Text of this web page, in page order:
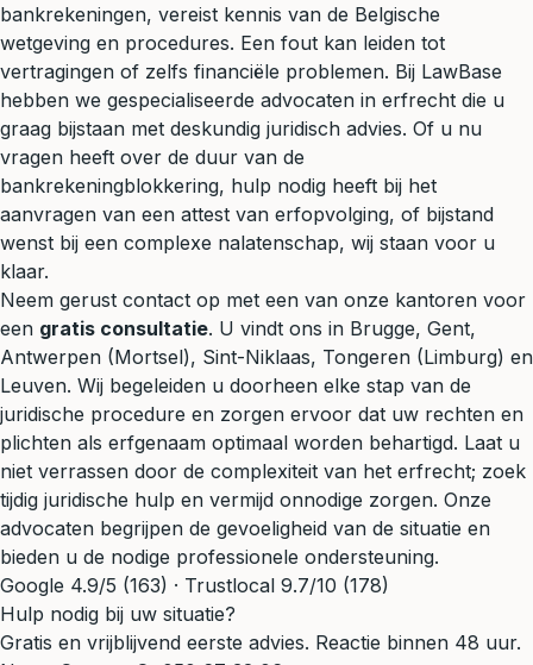
bankrekeningen, vereist kennis van de Belgische
wetgeving en procedures. Een fout kan leiden tot
vertragingen of zelfs financiële problemen. Bij LawBase
hebben we gespecialiseerde advocaten in erfrecht die u
graag bijstaan met deskundig juridisch advies. Of u nu
vragen heeft over de duur van de
bankrekeningblokkering, hulp nodig heeft bij het
aanvragen van een attest van erfopvolging, of bijstand
wenst bij een complexe nalatenschap, wij staan voor u
klaar.
Neem gerust contact op met een van onze kantoren voor
een gratis consultatie. U vindt ons in Brugge, Gent,
Antwerpen (Mortsel), Sint-Niklaas, Tongeren (Limburg) en
Leuven. Wij begeleiden u doorheen elke stap van de
juridische procedure en zorgen ervoor dat uw rechten en
plichten als erfgenaam optimaal worden behartigd. Laat u
niet verrassen door de complexiteit van het erfrecht; zoek
tijdig juridische hulp en vermijd onnodige zorgen. Onze
advocaten begrijpen de gevoeligheid van de situatie en
bieden u de nodige professionele ondersteuning.
Google 4.9/5 (163) · Trustlocal 9.7/10 (178)
Hulp nodig bij uw situatie?
Gratis en vrijblijvend eerste advies. Reactie binnen 48 uur.